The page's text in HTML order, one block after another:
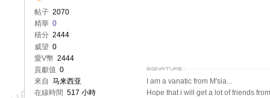
帖子 2070
精華 0
積分 2444
威望 0
愛V幣 2444
貢獻值 0
來自 马来西亚
在線時間 517 小時
I am a vanatic from M'sia...
Hope that i will get a lot of friends